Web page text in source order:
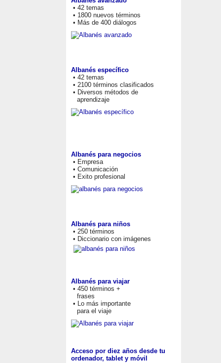
• 42 temas
• 1800 nuevos términos
• Más de 400 diálogos
Albanés específico
• 42 temas
• 2100 términos clasificados
• Diversos métodos de
aprendizaje
Albanés para negocios
• Empresa
• Comunicación
• Exito profesional
Albanés para niños
• 250 términos
• Diccionario con imágenes
Albanés para viajar
• 450 términos +
frases
• Lo más importante
para el viaje
Acceso por diez años desde tu
ordenador, tablet y móvil